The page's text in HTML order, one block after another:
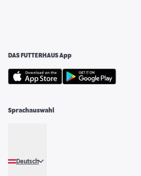
DAS FUTTERHAUS App
Sprachauswahl
Deutsch